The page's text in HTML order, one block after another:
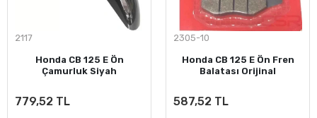
2117
Honda CB 125 E Ön
Çamurluk Siyah
779,52 TL
2305-10
Honda CB 125 E Ön Fren
Balatası Orijinal
587,52 TL